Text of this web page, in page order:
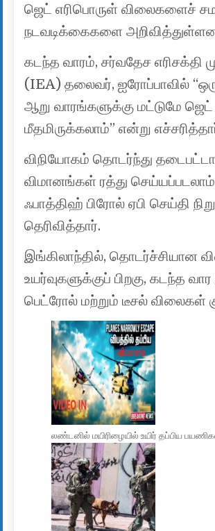
ஜெட் எரிபொருள் விலைகளைச்
நடவடிக்கைகளை
கடந்த வாரம், சர்வதேச எரிசக்தி
(IEA) தலைவர், ஐரோப்பாவில்
ஆறு வாரங்களுக்கு மட்டுமே ஜெட்
மீதமிருக்கலாம்” என்று
விநியோகம் தொடர்ந்து
விமானங்கள் ரத்து
ஃபாத்திஹ் பிரோல் ஏபி செய்தி
தெரிவித்தார்.
இங்கிலாந்தில், தொடர்ச்சியான
உயர்வுகளுக்குப் பிறகு, கடந்த
பெட்ரோல் மற்றும் டீசல் விலைகள்
லண்டனில் மயிரிழையில் உயிர் தப்பிய